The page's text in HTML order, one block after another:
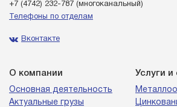
+7 (4742) 232-787 (многоканальный)
Телефоны по отделам
Вконтакте
О компании
Основная деятельность
Актуальные грузы
Услуги и